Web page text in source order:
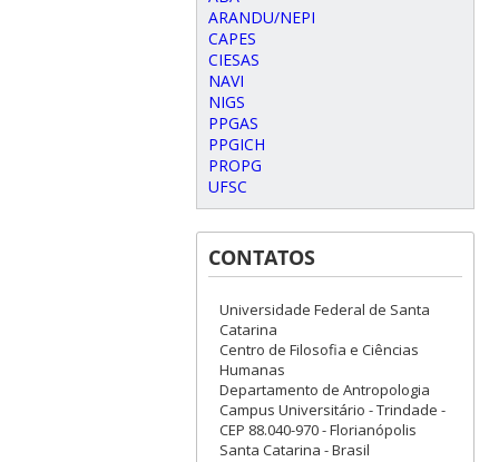
ARANDU/NEPI
CAPES
CIESAS
NAVI
NIGS
PPGAS
PPGICH
PROPG
UFSC
CONTATOS
Universidade Federal de Santa
Catarina
Centro de Filosofia e Ciências
Humanas
Departamento de Antropologia
Campus Universitário - Trindade -
CEP 88.040-970 - Florianópolis
Santa Catarina - Brasil